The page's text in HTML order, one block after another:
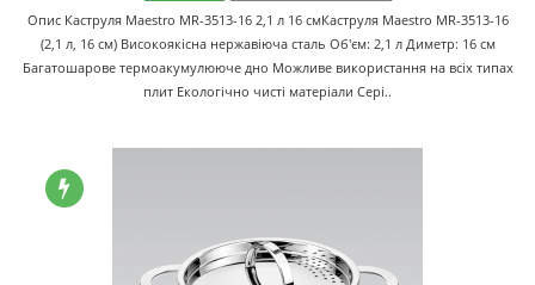
Опис Каструля Maestro MR-3513-16 2,1 л 16 смКаструля Maestro MR-3513-16
(2,1 л, 16 см) Високоякісна нержавіюча сталь Об'єм: 2,1 л Диметр: 16 см
Багатошарове термоакумулююче дно Можливе використання на всіх типах
плит Екологічно чисті матеріали Сері..